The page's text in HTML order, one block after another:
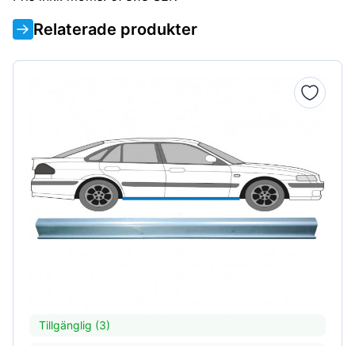
Relaterade produkter
Tillgänglig (3)